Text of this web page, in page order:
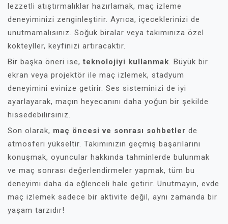
lezzetli atıştırmalıklar hazırlamak, maç izleme
deneyiminizi zenginleştirir. Ayrıca, içeceklerinizi de
unutmamalısınız. Soğuk biralar veya takımınıza özel
kokteyller, keyfinizi artıracaktır.
Bir başka öneri ise,teknolojiyi kullanmak. Büyük bir
ekran veya projektör ile maç izlemek, stadyum
deneyimini evinize getirir. Ses sisteminizi de iyi
ayarlayarak, maçın heyecanını daha yoğun bir şekilde
hissedebilirsiniz.
Son olarak, maç öncesi ve sonrası sohbetler de
atmosferi yükseltir. Takımınızın geçmiş başarılarını
konuşmak, oyuncular hakkında tahminlerde bulunmak
ve maç sonrası değerlendirmeler yapmak, tüm bu
deneyimi daha da eğlenceli hale getirir. Unutmayın, evde
maç izlemek sadece bir aktivite değil, aynı zamanda bir
yaşam tarzıdır!